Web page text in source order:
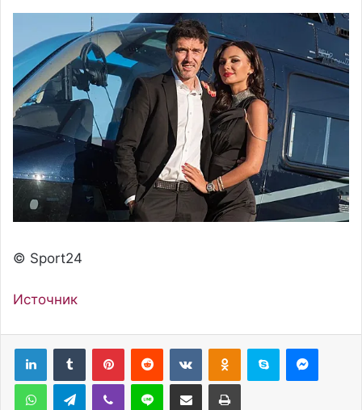
© Sport24
Источник
Telegram